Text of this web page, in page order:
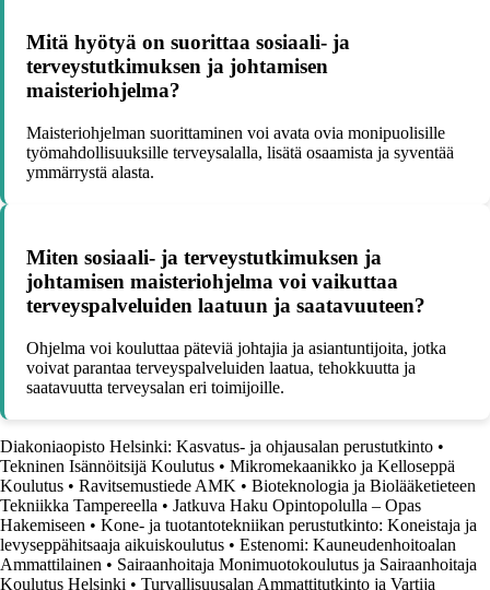
Mitä hyötyä on suorittaa sosiaali- ja
terveystutkimuksen ja johtamisen
maisteriohjelma?
Maisteriohjelman suorittaminen voi avata ovia monipuolisille
työmahdollisuuksille terveysalalla, lisätä osaamista ja syventää
ymmärrystä alasta.
Miten sosiaali- ja terveystutkimuksen ja
johtamisen maisteriohjelma voi vaikuttaa
terveyspalveluiden laatuun ja saatavuuteen?
Ohjelma voi kouluttaa päteviä johtajia ja asiantuntijoita, jotka
voivat parantaa terveyspalveluiden laatua, tehokkuutta ja
saatavuutta terveysalan eri toimijoille.
Diakoniaopisto Helsinki: Kasvatus- ja ohjausalan perustutkinto •
Tekninen Isännöitsijä Koulutus • Mikromekaanikko ja Kelloseppä
Koulutus • Ravitsemustiede AMK • Bioteknologia ja Biolääketieteen
Tekniikka Tampereella • Jatkuva Haku Opintopolulla – Opas
Hakemiseen • Kone- ja tuotantotekniikan perustutkinto: Koneistaja ja
levyseppähitsaaja aikuiskoulutus • Estenomi: Kauneudenhoitoalan
Ammattilainen • Sairaanhoitaja Monimuotokoulutus ja Sairaanhoitaja
Koulutus Helsinki • Turvallisuusalan Ammattitutkinto ja Vartija